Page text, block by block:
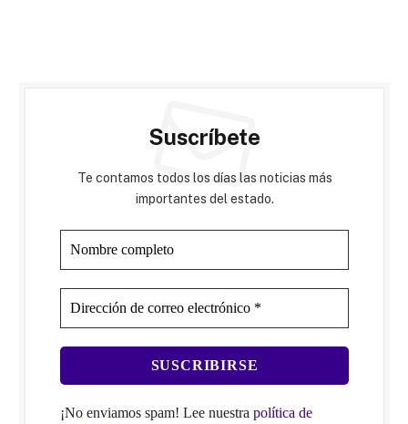
Suscríbete
Te contamos todos los días las noticias más
importantes del estado.
¡No enviamos spam! Lee nuestra política de